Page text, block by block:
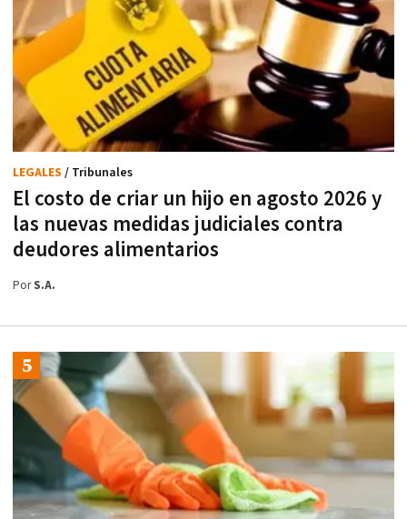
El costo de criar un hijo en agosto 2026 y
las nuevas medidas judiciales contra
deudores alimentarios
LEGALES / Tribunales
PorS.A.